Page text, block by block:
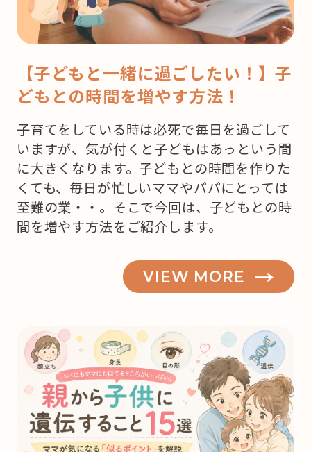
【子どもと一緒に過ごしたい！】子
どもとの時間を増やす方法！
子育てをしている時は必死で毎日を過ごして
いますが、気が付くと子どもはあっという間
に大きくなります。子どもとの時間を作りた
くても、毎日が忙しいママやパパにとっては
至難の業・・。そこで今回は、子どもとの時
間を増やす方法をご紹介します。
VIEW MORE